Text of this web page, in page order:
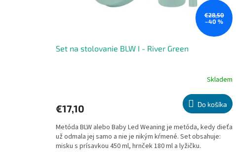
€28,50
–40 %
Set na stolovanie BLW I - River Green
je
z
5
hviezdičiek.
Skladem
€17,10 Do košíka
Metóda BLW alebo Baby Led Weaning je metóda, kedy dieťa
už odmala jej samo a nie je nikým kŕmené. Set obsahuje:
misku s prísavkou 450 ml, hrnček 180 ml a lyžičku.